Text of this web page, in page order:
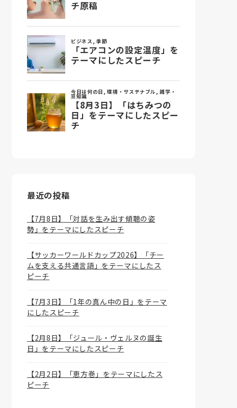
最近の投稿
【7月8日】「対話を生み出す傾聴の姿
勢」をテーマにしたスピーチ
【サッカーワールドカップ2026】「チー
ムを支える共通言語」をテーマにしたス
ピーチ
【7月3日】「1年の真ん中の日」をテーマ
にしたスピーチ
【2月8日】「ジュール・ヴェルヌの誕生
日」をテーマにしたスピーチ
【2月2日】「恵方巻」をテーマにしたス
ピーチ